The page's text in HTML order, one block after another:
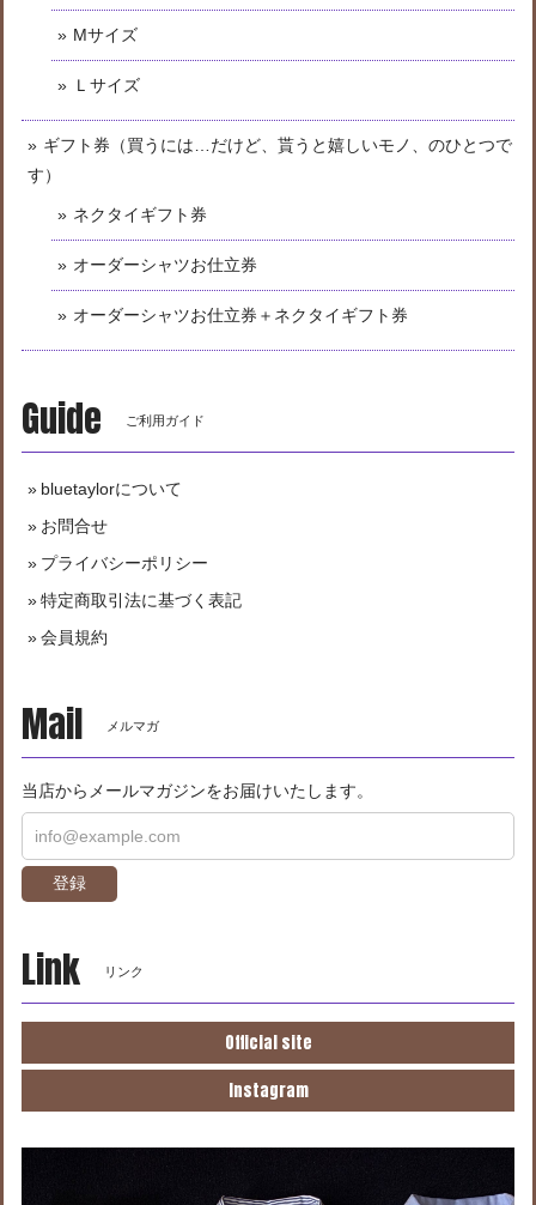
Mサイズ
Ｌサイズ
ギフト券（買うには…だけど、貰うと嬉しいモノ、のひとつで
す）
ネクタイギフト券
オーダーシャツお仕立券
オーダーシャツお仕立券＋ネクタイギフト券
Guide ご利用ガイド
bluetaylorについて
お問合せ
プライバシーポリシー
特定商取引法に基づく表記
会員規約
Mail メルマガ
当店からメールマガジンをお届けいたします。
登録
Link リンク
Official site
Instagram